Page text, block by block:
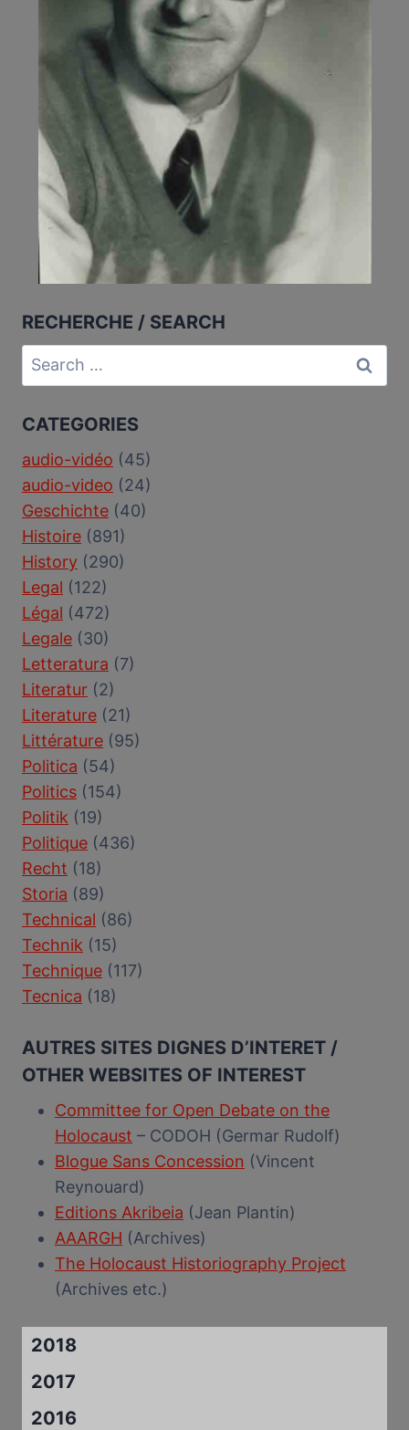
RECHERCHE / SEARCH
Search
for:
CATEGORIES
audio-vidéo (45)
audio-video (24)
Geschichte (40)
Histoire (891)
History (290)
Legal (122)
Légal (472)
Legale (30)
Letteratura (7)
Literatur (2)
Literature (21)
Littérature (95)
Politica (54)
Politics (154)
Politik (19)
Politique (436)
Recht (18)
Storia (89)
Technical (86)
Technik (15)
Technique (117)
Tecnica (18)
AUTRES SITES DIGNES D’INTERET /
OTHER WEBSITES OF INTEREST
Committee for Open Debate on the
Holocaust – CODOH (Germar Rudolf)
Blogue Sans Concession (Vincent
Reynouard)
Editions Akribeia (Jean Plantin)
AAARGH (Archives)
The Holocaust Historiography Project
(Archives etc.)
2018
2017
2016